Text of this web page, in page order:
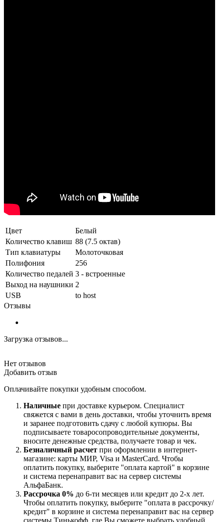
Цвет
Белый
Количество клавиш 88 (7.5 октав)
Тип клавиатуры
Молоточковая
Полифония
256
Количество педалей 3 - встроенные
Выход на наушники 2
USB
to host
Отзывы
Загрузка отзывов...
Нет отзывов
Добавить отзыв
Оплачивайте покупки удобным способом.
Наличные при доставке курьером. Специалист
свяжется с вами в день доставки, чтобы уточнить время
и заранее подготовить сдачу с любой купюры. Вы
подписываете товаросопроводительные документы,
вносите денежные средства, получаете товар и чек.
Безналичный расчет при оформлении в интернет-
магазине: карты МИР, Visa и MasterCard. Чтобы
оплатить покупку, выберите "оплата картой" в корзине
и система перенаправит вас на сервер системы
АльфаБанк.
Рассрочка 0% до 6-ти месяцев или кредит до 2-х лет.
Чтобы оплатить покупку, выберите "оплата в рассрочку/
кредит" в корзине и система перенаправит вас на сервер
системы Тинькофф, где Вы сможете выбрать удобный